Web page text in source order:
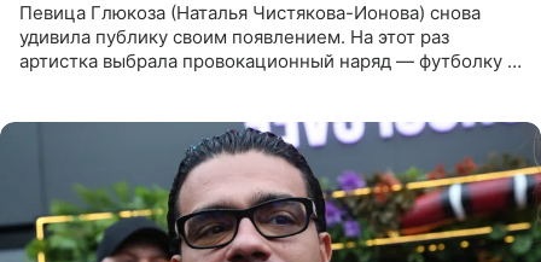
Певица Глюкоза (Наталья Чистякова-Ионова) снова
удивила публику своим появлением. На этот раз
артистка выбрала провокационный наряд — футболку с